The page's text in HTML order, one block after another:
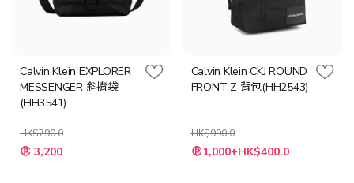
Calvin Klein EXPLORER
MESSENGER 斜揹袋
(HH3541)
HK$790.0
特
殊 3,200
Calvin Klein CKJ ROUND
FRONT Z 背包(HH2543)
HK$990.0
特
殊 1,000+HK$400.0